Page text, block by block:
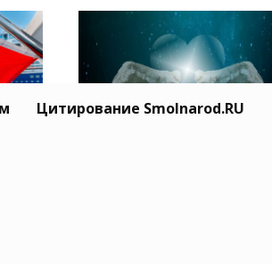
Цитирование Smolnarod.RU